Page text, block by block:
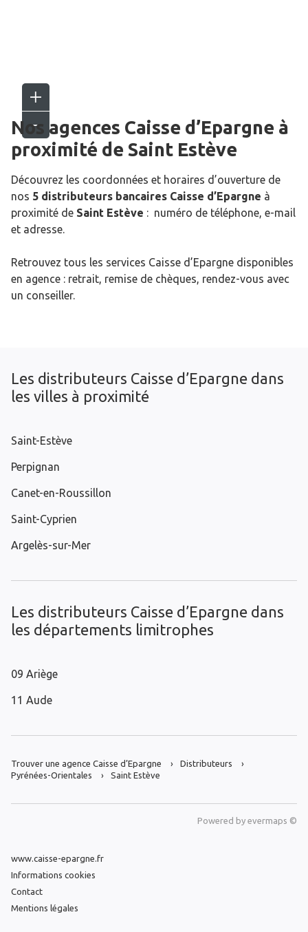
Nos agences Caisse d’Epargne à
proximité de Saint Estève
Découvrez les coordonnées et horaires d’ouverture de
nos 5 distributeurs bancaires Caisse d’Epargne à
proximité de Saint Estève : numéro de téléphone, e-mail
et adresse.
Retrouvez tous les services Caisse d’Epargne disponibles
en agence : retrait, remise de chèques, rendez-vous avec
un conseiller.
Les distributeurs Caisse d’Epargne dans
les villes à proximité
Saint-Estève
Perpignan
Canet-en-Roussillon
Saint-Cyprien
Argelès-sur-Mer
Les distributeurs Caisse d’Epargne dans
les départements limitrophes
09 Ariège
11 Aude
Trouver une agence Caisse d’Epargne
Distributeurs
Pyrénées-Orientales
Saint Estève
Powered by evermaps ©
www.caisse-epargne.fr
Informations cookies
Contact
Mentions légales